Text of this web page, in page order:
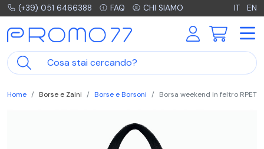
(+39) 051 6466388 FAQ CHI SIAMO IT EN
Home Borse e Zaini Borse e Borsoni Borsa weekend in feltro RPET